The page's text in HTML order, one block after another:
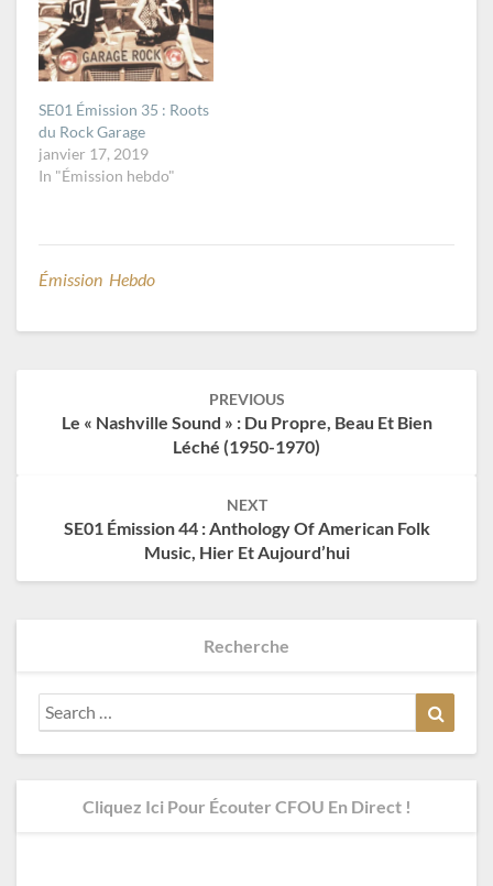
SE01 Émission 35 : Roots
du Rock Garage
janvier 17, 2019
In "Émission hebdo"
Émission Hebdo
PREVIOUS
Le « Nashville Sound » : Du Propre, Beau Et Bien
Léché (1950-1970)
NEXT
SE01 Émission 44 : Anthology Of American Folk
Music, Hier Et Aujourd’hui
Recherche
Search
for:
Cliquez Ici Pour Écouter CFOU En Direct !